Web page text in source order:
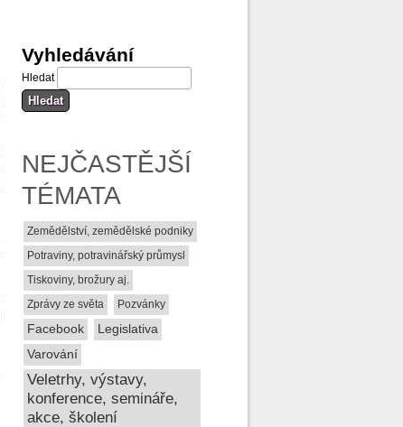
Vyhledávání
Hledat
NEJČASTĚJŠÍ
TÉMATA
Zemědělství, zemědělské podniky
Potraviny, potravinářský průmysl
Tiskoviny, brožury aj.
Zprávy ze světa
Pozvánky
Facebook
Legislativa
Varování
Veletrhy, výstavy,
konference, semináře,
akce, školení